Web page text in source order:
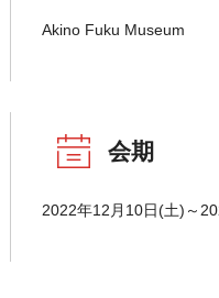
Akino Fuku Museum
会期
2022年12月10日(土)～